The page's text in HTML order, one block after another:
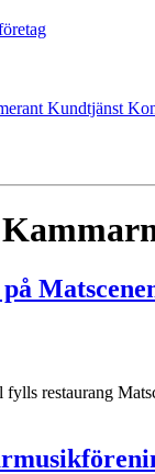
Kundtjänst
restaurang